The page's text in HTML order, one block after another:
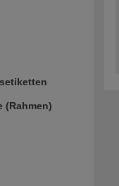
(Rahmen)